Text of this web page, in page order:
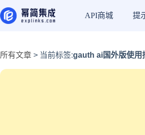
API商城 提
所有文章 > 当前标签:gauth ai国外版使用